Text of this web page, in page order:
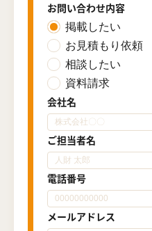
お問い合わせ内容
掲載したい
お見積もり依頼
相談したい
資料請求
会社名
ご担当者名
電話番号
メールアドレス